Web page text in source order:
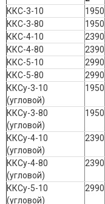
ККС-3-10
1950
ККС-3-80
1950
ККС-4-10
2390
ККС-4-80
2390
ККС-5-10
2990
ККС-5-80
2990
ККСу-3-10
(угловой)
1950
ККСу-3-80
(угловой)
1950
ККСу-4-10
(угловой)
2390
ККСу-4-80
(угловой)
2390
ККСу-5-10
(угловой)
2990